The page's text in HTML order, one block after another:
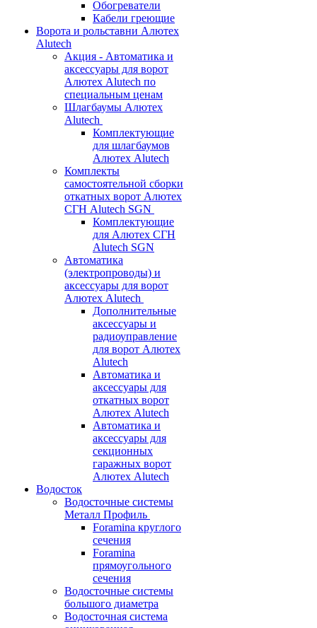
Обогреватели
Кабели греющие
Ворота и рольставни Алютех
Alutech
Акция - Автоматика и
аксессуары для ворот
Алютех Alutech по
специальным ценам
Шлагбаумы Алютех
Alutech
Комплектующие
для шлагбаумов
Алютех Alutech
Комплекты
самостоятельной сборки
откатных ворот Алютех
СГН Alutech SGN
Комплектующие
для Алютех СГН
Alutech SGN
Автоматика
(электропроводы) и
аксессуары для ворот
Алютех Alutech
Дополнительные
аксессуары и
радиоуправление
для ворот Алютех
Alutech
Автоматика и
аксессуары для
откатных ворот
Алютех Alutech
Автоматика и
аксессуары для
секционных
гаражных ворот
Алютех Alutech
Водосток
Водосточные системы
Металл Профиль
Foramina круглого
сечения
Foramina
прямоугольного
сечения
Водосточные системы
большого диаметра
Водосточная система